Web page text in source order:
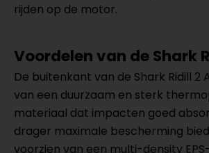
rijden op de motor.
Voordelen van de Shark
De buitenkant van de Shark Ridill 2
van een duurzaam en sterk
materiaal dat impacten goed
drager maximale bescherming
voorzien van een multi-density